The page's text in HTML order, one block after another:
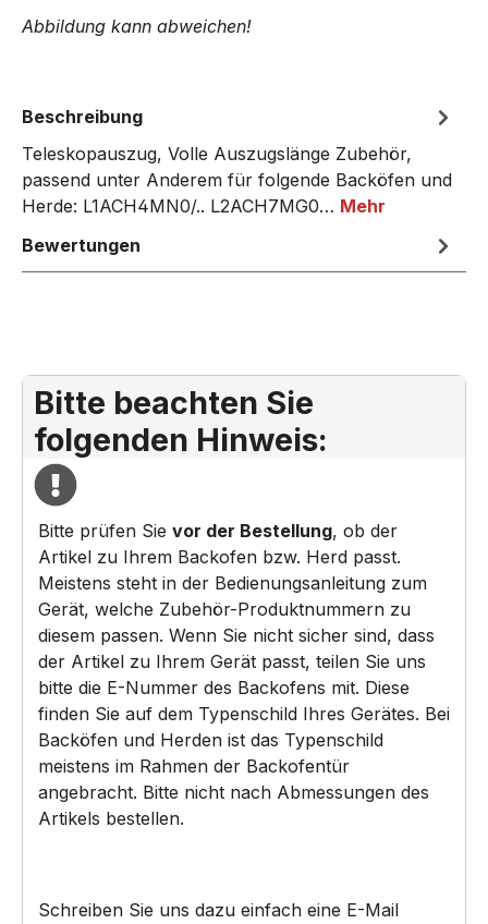
Abbildung kann abweichen!
Beschreibung
Teleskopauszug, Volle Auszugslänge Zubehör,
passend unter Anderem für folgende Backöfen und
Herde: L1ACH4MN0/.. L2ACH7MG0… Mehr
Bewertungen
Bitte beachten Sie
folgenden Hinweis:
Bitte prüfen Sie vor der Bestellung, ob der
Artikel zu Ihrem Backofen bzw. Herd passt.
Meistens steht in der Bedienungsanleitung zum
Gerät, welche Zubehör-Produktnummern zu
diesem passen. Wenn Sie nicht sicher sind, dass
der Artikel zu Ihrem Gerät passt, teilen Sie uns
bitte die E-Nummer des Backofens mit. Diese
finden Sie auf dem Typenschild Ihres Gerätes. Bei
Backöfen und Herden ist das Typenschild
meistens im Rahmen der Backofentür
angebracht. Bitte nicht nach Abmessungen des
Artikels bestellen.
Schreiben Sie uns dazu einfach eine E-Mail